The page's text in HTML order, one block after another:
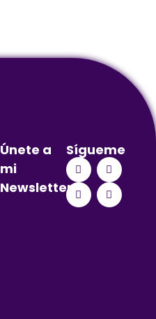
Únete a
mi
Newsletter
Sígueme